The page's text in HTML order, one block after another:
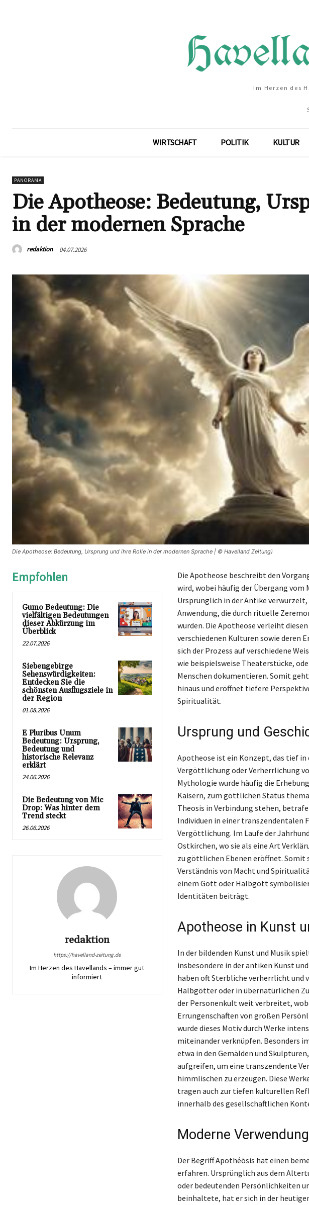
Im Herzen des
WIRTSCHAFT POLITIK KULTUR
PANORAMA
Die Apotheose: Bedeutung,
in der modernen Sprache
redaktion 04.07.2026
Die Apotheose: Bedeutung, Ursprung und ihre Rolle in der modernen Sprache | © Havelland Zeitung)
Empfohlen
Gumo Bedeutung: Die
vielfältigen Bedeutungen
dieser Abkürzung im
Überblick
22.07.2026
Siebengebirge
Sehenswürdigkeiten:
Entdecken Sie die
schönsten Ausflugsziele in
der Region
01.08.2026
E Pluribus Unum
Bedeutung: Ursprung,
Bedeutung und
historische Relevanz
erklärt
24.06.2026
Die Bedeutung von Mic
Drop: Was hinter dem
Trend steckt
26.06.2026
redaktion
https://havelland-zeitung.de
Im Herzen des Havellands – immer gut
informiert
Die Apotheose beschreibt den
wird, wobei häufig der Übergang
Ursprünglich in der Antike
Anwendung, die durch rituelle
wurden. Die Apotheose verleiht
verschiedenen Kulturen sowie deren
sich der Prozess auf verschiedene
wie beispielsweise Theaterstücke,
Menschen dokumentieren. Somit
hinaus und eröffnet tiefere
Spiritualität.
Ursprung und
Apotheose ist ein Konzept, das tief
Vergöttlichung oder Verherrlichung
Mythologie wurde häufig die
Kaisern, zum göttlichen Status
Theosis in Verbindung stehen,
Individuen in einer transzendentalen
Vergöttlichung. Im Laufe der
Ostkirchen, wo sie als eine Art
zu göttlichen Ebenen eröffnet.
Verständnis von Macht und
einem Gott oder Halbgott
Identitäten beiträgt.
Apotheose in Kunst
In der bildenden Kunst und Musik
insbesondere in der antiken Kunst
haben oft Sterbliche verherrlicht und
Halbgötter oder in übernatürlichen
der Personenkult weit verbreitet,
Errungenschaften von großen
wurde dieses Motiv durch Werke
miteinander verknüpfen. Besonders
etwa in den Gemälden und
aufgreifen, um eine transzendente
himmlischen zu erzeugen. Diese
tragen auch zur tiefen kulturellen
innerhalb des gesellschaftlichen
Moderne
Der Begriff Apothéōsis hat einen
erfahren. Ursprünglich aus dem
oder bedeutenden Persönlichkeiten
beinhaltete, hat er sich in der